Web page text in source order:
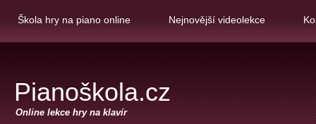
Škola hry na piano online Nejnovější videolekce
Pianoškola.cz
Online lekce hry na klavír